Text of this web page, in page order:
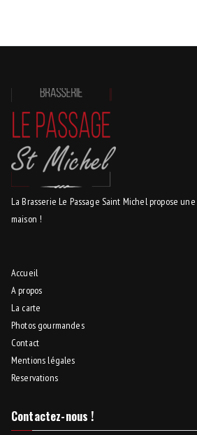
La Brasserie Le Passage Saint Michel propose
maison !
Accueil
A propos
La carte
Photos gourmandes
Contact
Mentions légales
Reservations
Contactez-nous !